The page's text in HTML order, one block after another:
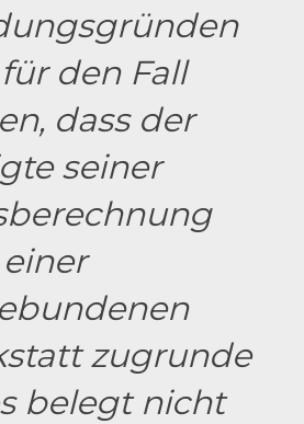
den Fall
dass der
seiner
zugrunde
belegt nicht